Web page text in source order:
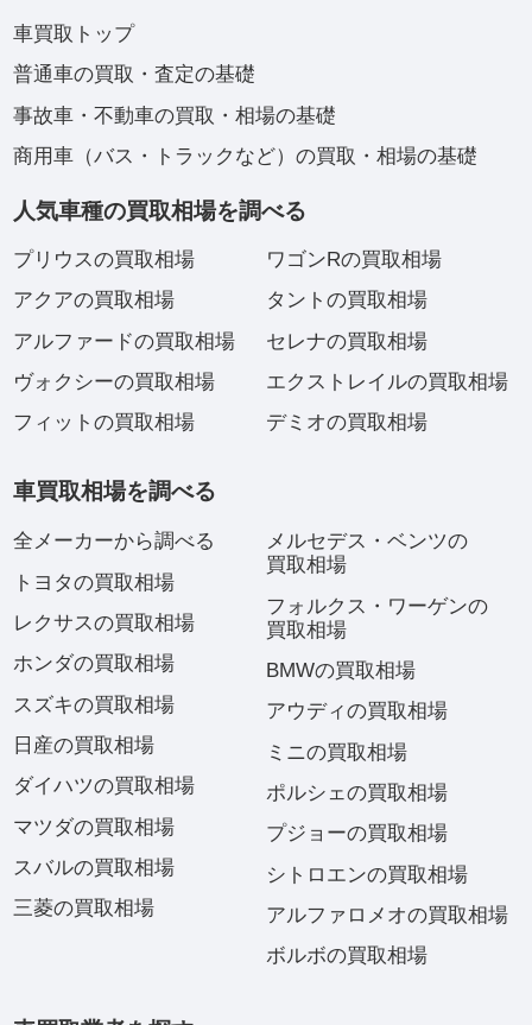
車買取トップ
普通車の買取・査定の基礎
事故車・不動車の買取・相場の基礎
商用車（バス・トラックなど）の買取・相場の基礎
人気車種の買取相場を調べる
プリウスの買取相場
アクアの買取相場
アルファードの買取相場
ヴォクシーの買取相場
フィットの買取相場
ワゴンRの買取相場
タントの買取相場
セレナの買取相場
エクストレイルの買取相場
デミオの買取相場
車買取相場を調べる
全メーカーから調べる
トヨタの買取相場
レクサスの買取相場
ホンダの買取相場
スズキの買取相場
日産の買取相場
ダイハツの買取相場
マツダの買取相場
スバルの買取相場
三菱の買取相場
メルセデス・ベンツの
買取相場
フォルクス・ワーゲンの
買取相場
BMWの買取相場
アウディの買取相場
ミニの買取相場
ポルシェの買取相場
プジョーの買取相場
シトロエンの買取相場
アルファロメオの買取相場
ボルボの買取相場